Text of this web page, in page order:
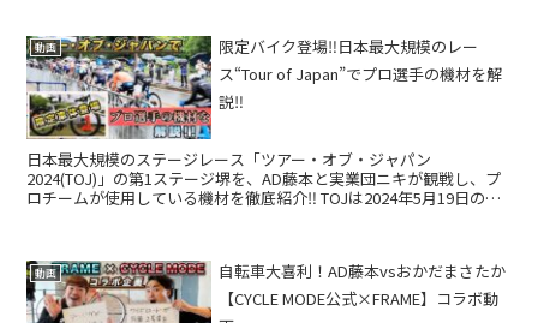
動画
限定バイク登場‼️日本最大規模のレー
ス“Tour of Japan”でプロ選手の機材を解
説‼️
日本最大規模のステージレース「ツアー・オブ・ジャパン
2024(TOJ)」の第1ステージ堺を、AD藤本と実業団ニキが観戦し、プ
ロチームが使用している機材を徹底紹介‼️ TOJは2024年5月19日の堺
動画
自転車大喜利！AD藤本vsおかだまさたか
【CYCLE MODE公式×FRAME】コラボ動